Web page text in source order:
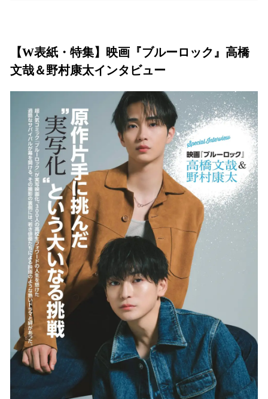
【W表紙・特集】映画『ブルーロック』高橋
文哉＆野村康太インタビュー